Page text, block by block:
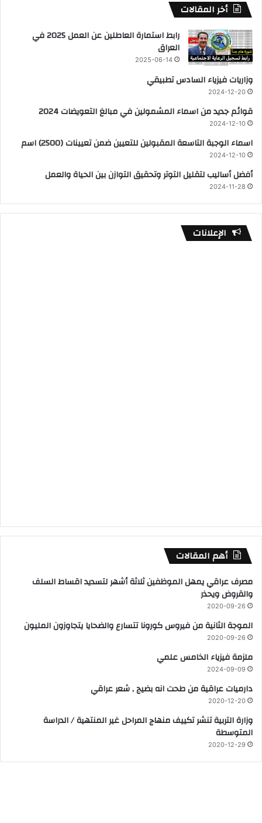
أخر المقالات
رابط استمارة العاطلين عن العمل 2025 في
العراق
2025-06-14
وزاريات فيزياء السادس تطبيقي
2024-12-20
قوائم جديد من اسماء المشمولين في مبالغ التعويضات 2024
2024-12-10
اسماء الوجبة التاسعة المقبولين للتعيين ضمن تعيينات (2500) اسم
2024-12-10
أفضل أساليب لتقليل التوتر وتحقيق التوازن بين الحياة والعمل
2024-11-28
الإعلانات
أهم المقالات
مصرف عراقي يمهل الموظفين ثلاثة أشهر لتسديد اقساط السلف
والقروض ويحذر
2020-09-26
الموجة الثانية من فيروس كورونا تتسارع والضحايا يتجاوزون المليون
2020-09-26
ملزمة فيزياء الخامس علمي
2024-09-09
دارميات عراقية من طحت انه بضيج , شعر عراقي
2020-12-20
وزارة التربية تنشر تكييف منهاج المراحل غير المنتهية / الدراسة
المتوسطة
2020-12-29